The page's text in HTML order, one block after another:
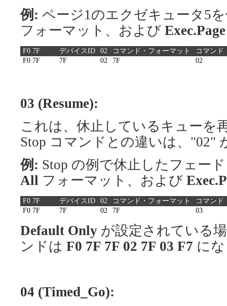
例: ページ1のエクゼキュータ5
フォーマット、および Exec.Page
F0 7F デバイスID 02 コマンド・フォーマット
コマンド
F0 7F
7F 02 7F 02
03 (Resume):
これは、休止しているキューを
Stop コマンドとの違いは、"02"
例: Stop の例で休止したフェー
All フォーマット、および
F0 7F デバイスID 02 コマンド・フォーマット
コマンド
F0 7F
7F 02 7F 03
Default Only が設定されている
ンドは F0 7F 7F 02 7F 03 F7 に
04 (Timed_Go):